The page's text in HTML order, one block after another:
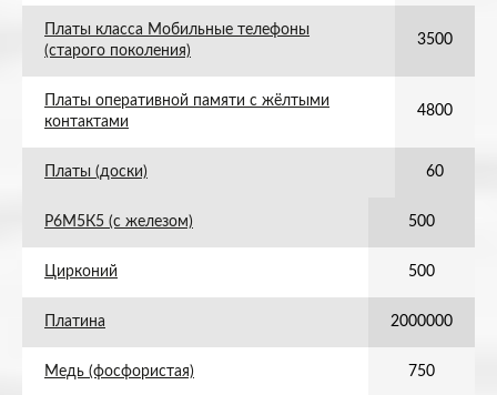
Платы класса Мобильные телефоны
(старого поколения)
3500
Платы оперативной памяти с жёлтыми
контактами
4800
Платы (доски) 60
Р6М5К5 (с железом) 500
Цирконий 500
Платина 2000000
Медь (фосфористая) 750